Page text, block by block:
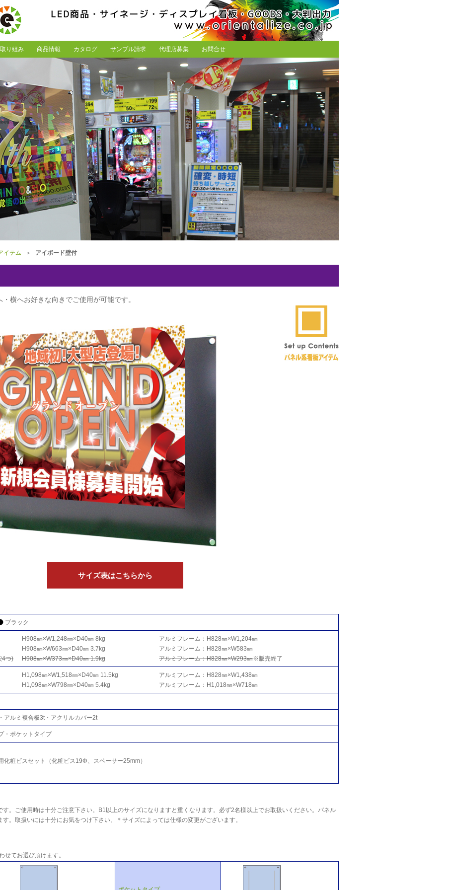
り組み 商品情報 カタログ サンプル請求 代理店募集 お問合せ
イテム ＞ アイボード壁付
横へお好きな向きでご使用が可能です。
サイズ表はこちらから
ブラック
H908㎜×W1,248㎜×D40㎜ 8kg
アルミフレーム：H828㎜×W1,204㎜
H908㎜×W663㎜×D40㎜ 3.7kg
アルミフレーム：H828㎜×W583㎜
4つ) H908㎜×W373㎜×D40㎜ 1.9kg アルミフレーム：H828㎜×W293㎜※販売終了
H1,098㎜×W1,518㎜×D40㎜ 11.5kg
アルミフレーム：H828㎜×W1,438㎜
H1,098㎜×W798㎜×D40㎜ 5.4kg アルミフレーム：H1,018㎜×W718㎜
アルミ複合板3t・アクリルカバー2t
・ポケットタイプ
化粧ビスセット（化粧ビス19Φ、スペーサー25mm）
。ご使用時は十分ご注意下さい。B1以上のサイズになりますと重くなります。必ず2名様以上でお取扱いください。パネル
。取扱いには十分にお気をつけ下さい。＊サイズによっては仕様の変更がございます。
せてお選び頂けます。